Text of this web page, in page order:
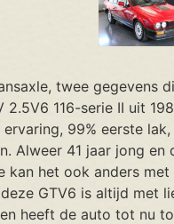
twee gegevens
2.5V6 116-serie II uit
99% eerste
Alweer 41 jaar jong
kan het ook anders
GTV6 is altijd met
heeft de auto tot nu